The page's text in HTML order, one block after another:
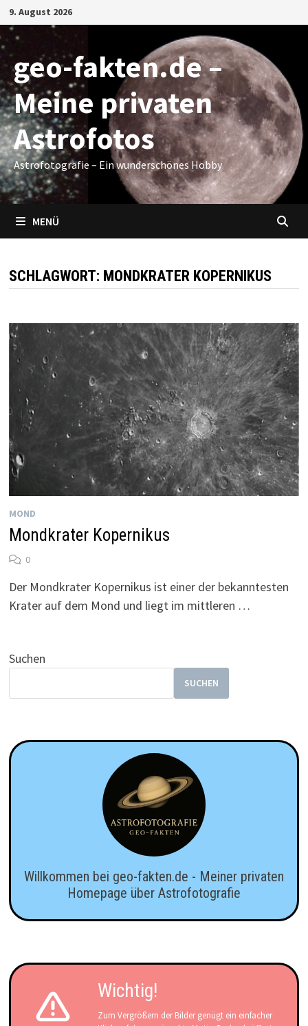
Zum
Inhalt
springen
9. August 2026
geo-fakten.de –
Meine privaten
Astrofotos
Astrofotografie – Ein wunderschönes Hobby
MENÜ
SCHLAGWORT: MONDKRATER KOPERNIKUS
MOND
Mondkrater Kopernikus
0
Der Mondkrater Kopernikus ist einer der bekanntesten
Krater auf dem Mond und liegt im mittleren …
Suchen
SUCHEN
Willkommen bei geo-fakten.de - Meiner privaten
Homepage über Astrofotografie
Wichtig!
Zum Vergrößern der Bilder genügt ein einfacher